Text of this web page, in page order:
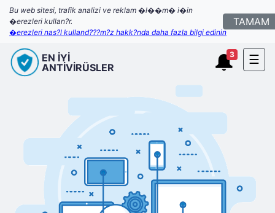
Bu web sitesi, trafik analizi ve reklam �l��m� i�in
�erezleri kullan?r.
�erezleri nas?l kulland???m?z hakk?nda daha fazla bilgi edinin
TAMAM
EN İYİ
ANTİVİRÜSLER
☰
3